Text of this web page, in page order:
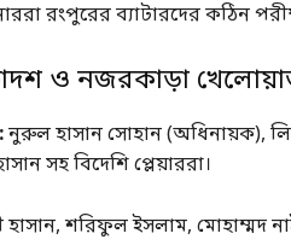
রংপুরের ব্যাটারদের কঠিন
ও নজরকাড়া
নুরুল হাসান সোহান (অধিনায়ক),
সহ বিদেশি প্লেয়াররা।
হাসান, শরিফুল ইসলাম, মোহাম্মদ